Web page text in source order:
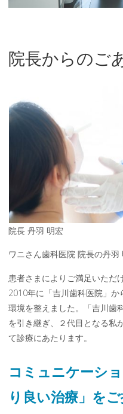
院長からのご
院長 丹羽 明宏
ワニさん歯科医院 院長の丹羽
患者さまによりご満足いただ
2010年に「吉川歯科医院」
環境を整えました。「吉川歯
を引き継ぎ、２代目となる私
て診療にあたります。
コミュニケーシ
り良い治療」を